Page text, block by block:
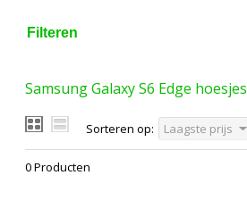
Filteren
Samsung Galaxy S6 Edge hoesjes
Sorteren op: Laagste prijs
0 Producten